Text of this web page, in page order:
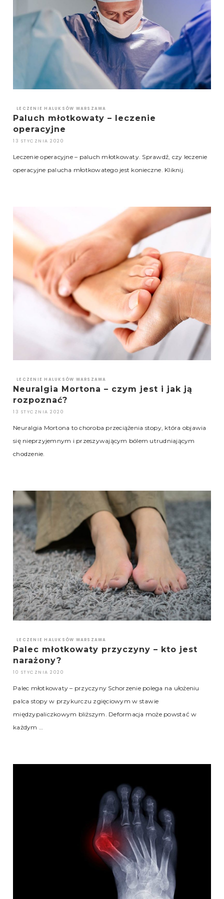
LECZENIE HALUKSÓW WARSZAWA
Paluch młotkowaty – leczenie
operacyjne
13 STYCZNIA 2020
Leczenie operacyjne – paluch młotkowaty. Sprawdź, czy leczenie
operacyjne palucha młotkowatego jest konieczne. Kliknij.
LECZENIE HALUKSÓW WARSZAWA
Neuralgia Mortona – czym jest i jak ją
rozpoznać?
13 STYCZNIA 2020
Neuralgia Mortona to choroba przeciążenia stopy, która objawia
się nieprzyjemnym i przeszywającym bólem utrudniającym
chodzenie.
LECZENIE HALUKSÓW WARSZAWA
Palec młotkowaty przyczyny – kto jest
narażony?
10 STYCZNIA 2020
Palec młotkowaty – przyczyny Schorzenie polega na ułożeniu
palca stopy w przykurczu zgięciowym w stawie
międzypaliczkowym bliższym. Deformacja może powstać w
każdym …